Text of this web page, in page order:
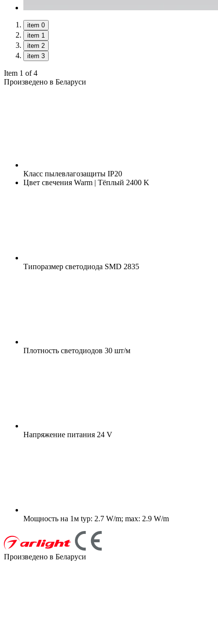
item 0
item 1
item 2
item 3
Item 1 of 4
Произведено в Беларуси
Класс пылевлагозащиты IP20
Цвет свечения Warm | Тёплый 2400 K
Типоразмер светодиода SMD 2835
Плотность светодиодов 30 шт/м
Напряжение питания 24 V
Мощность на 1м typ: 2.7 W/m; max: 2.9 W/m
Произведено в Беларуси